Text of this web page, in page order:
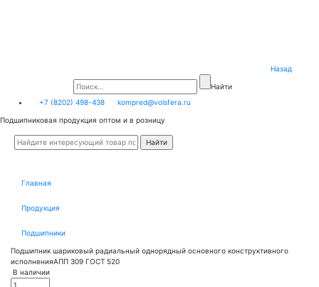
Назад
Найти
+7 (8202) 498-438
kompred@volsfera.ru
Подшипниковая продукция оптом и в розницу
Главная
Продукция
Подшипники
Подшипник шариковый радиальный однорядный основного конструктивного
исполненияАПП 309 ГОСТ 520
В наличии